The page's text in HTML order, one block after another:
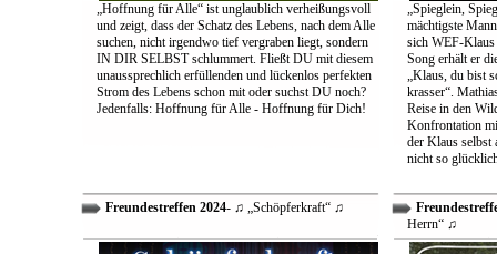
„Hoffnung für Alle“ ist unglaublich verheißungsvoll
und zeigt, dass der Schatz des Lebens, nach dem Alle
suchen, nicht irgendwo tief vergraben liegt, sondern
IN DIR SELBST schlummert. Fließt DU mit diesem
unaussprechlich erfüllenden und lückenlos perfekten
Strom des Lebens schon mit oder suchst DU noch?
Jedenfalls: Hoffnung für Alle - Hoffnung für Dich!
„Spieglein,
mächtigste
sich WEF-Klaus
Song erhält er
„Klaus, du bist
krasser“.
Reise in den
Konfrontation
der Klaus
nicht so
Freundestreffen 2024- ♫ „Schöpferkraft“ ♫
Herrn“ ♫